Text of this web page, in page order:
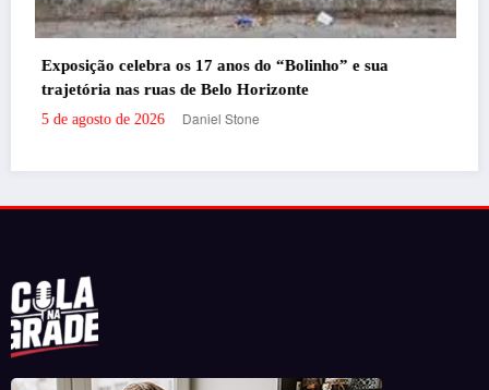
e sua
Portal de Notícias em BH, pronto para trazer os melhores eventos e
informações da cidade para vocês!